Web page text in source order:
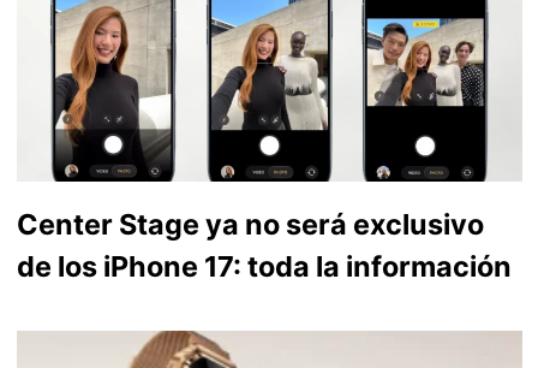
Center Stage ya no será exclusivo
de los iPhone 17: toda la información